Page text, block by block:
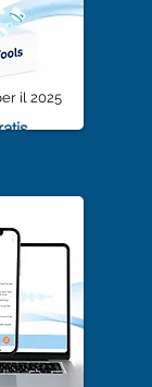
il 2025
A.I.